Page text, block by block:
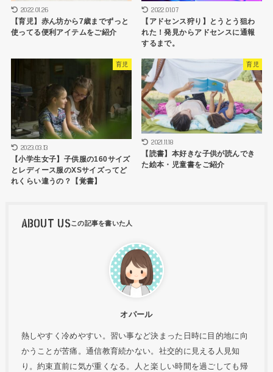
2022.01.26
【育児】赤ん坊から7歳までずっと
使ってる便利アイテムをご紹介
2022.01.07
【アドセンス狩り】とうとう狙わ
れた！発見からアドセンスに通報
するまで。
育児
2023.03.13
【小学生女子】子供服の160サイズ
とレディース服のXSサイズってど
れくらい違うの？【覚書】
育児
2021.11.18
【読書】本好きな子供が読んでき
た絵本・児童書をご紹介
ABOUT US
オパール
熱しやすく冷めやすい。習い事など決まった日時に目的地に向
かうことが苦痛。通信教育続かない。社交的に見える人見知
り。約束直前に気が重くなる。人と楽しい時間を過ごしても帰